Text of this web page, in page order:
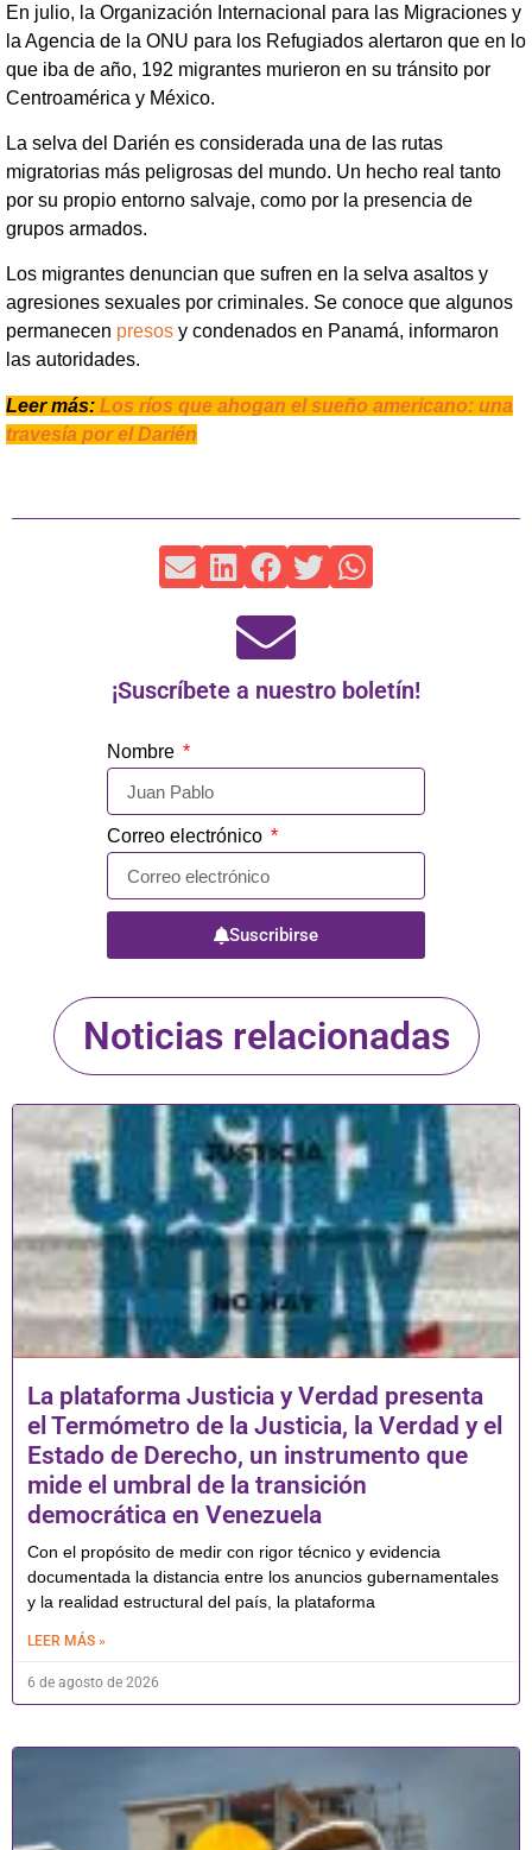
En julio, la Organización Internacional para las Migraciones y
la Agencia de la ONU para los Refugiados alertaron que en lo
que iba de año, 192 migrantes murieron en su tránsito por
Centroamérica y México.
La selva del Darién es considerada una de las rutas
migratorias más peligrosas del mundo. Un hecho real tanto
por su propio entorno salvaje, como por la presencia de
grupos armados.
Los migrantes denuncian que sufren en la selva asaltos y
agresiones sexuales por criminales. Se conoce que algunos
permanecen presos y condenados en Panamá, informaron
las autoridades.
Leer más: Los ríos que ahogan el sueño americano: una
travesía por el Darién
¡Suscríbete a nuestro boletín!
Nombre
Correo electrónico
Suscribirse
Noticias relacionadas
La plataforma Justicia y Verdad presenta
el Termómetro de la Justicia, la Verdad y el
Estado de Derecho, un instrumento que
mide el umbral de la transición
democrática en Venezuela
Con el propósito de medir con rigor técnico y evidencia
documentada la distancia entre los anuncios gubernamentales
y la realidad estructural del país, la plataforma
LEER MÁS »
6 de agosto de 2026